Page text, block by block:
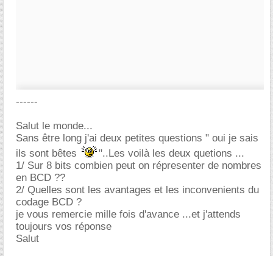
------
Salut le monde...
Sans être long j'ai deux petites questions " oui je sais
ils sont bêtes
"..Les voilà les deux quetions ...
1/ Sur 8 bits combien peut on répresenter de nombres
en BCD ??
2/ Quelles sont les avantages et les inconvenients du
codage BCD ?
je vous remercie mille fois d'avance ...et j'attends
toujours vos réponse
Salut